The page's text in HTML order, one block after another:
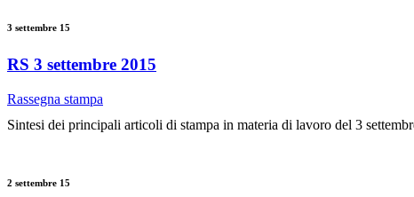
3 settembre 15
RS 3 settembre 2015
Rassegna stampa
Sintesi dei principali articoli di stampa in materia di lavoro del 3
2 settembre 15